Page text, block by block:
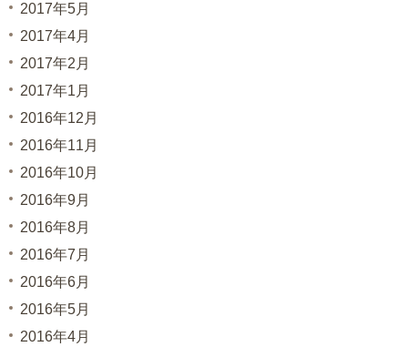
2017年5月
2017年4月
2017年2月
2017年1月
2016年12月
2016年11月
2016年10月
2016年9月
2016年8月
2016年7月
2016年6月
2016年5月
2016年4月